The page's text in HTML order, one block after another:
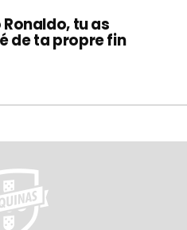
tu as
de ta propre fin